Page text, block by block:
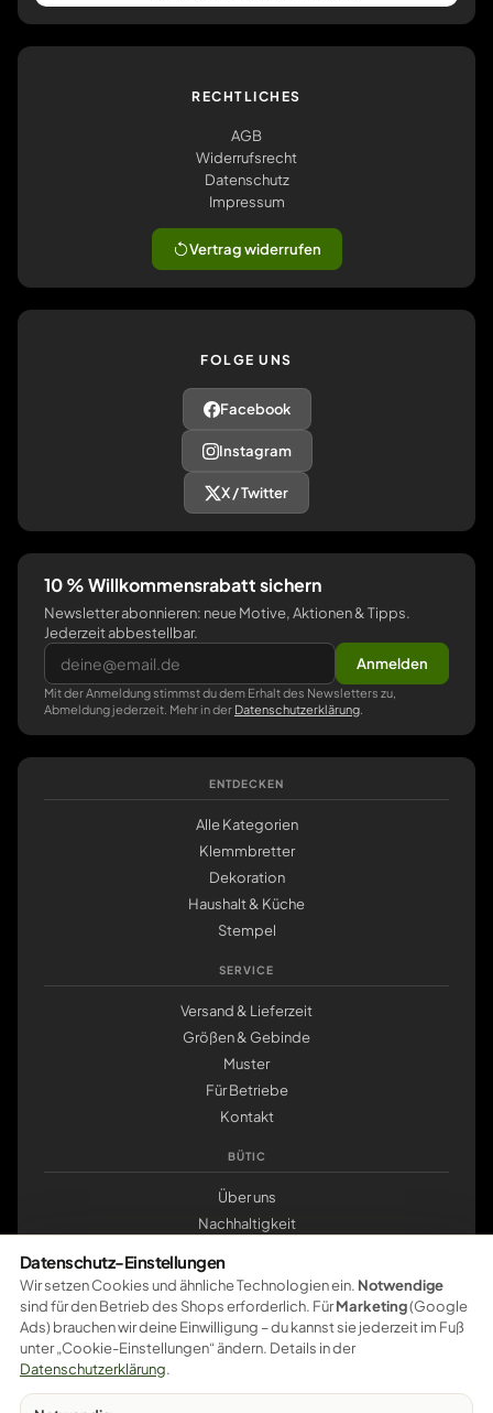
RECHTLICHES
AGB
Widerrufsrecht
Datenschutz
Impressum
Vertrag widerrufen
FOLGE UNS
Facebook
Instagram
X / Twitter
10 % Willkommensrabatt sichern
Newsletter abonnieren: neue Motive, Aktionen & Tipps.
Jederzeit abbestellbar.
Anmelden
Mit der Anmeldung stimmst du dem Erhalt des Newsletters zu,
Abmeldung jederzeit. Mehr in der Datenschutzerklärung
ENTDECKEN
Alle Kategorien
Klemmbretter
Dekoration
Haushalt & Küche
Stempel
SERVICE
Versand & Lieferzeit
Größen & Gebinde
Muster
Für Betriebe
Kontakt
BÜTIC
Über uns
Nachhaltigkeit
klemmbrett.de
Pay Pal VISA mastercard amazonpay
Google Pay
Datenschutz-Einstellungen
Wir setzen Cookies und ähnliche Technologien ein. Notwendige
sind für den Betrieb des Shops erforderlich. FürMarketing(Google
Ads) brauchen wir deine Einwilligung – du kannst sie jederzeit im Fuß
unter „Cookie-Einstellungen“ ändern. Details in der
Datenschutzerklärung.